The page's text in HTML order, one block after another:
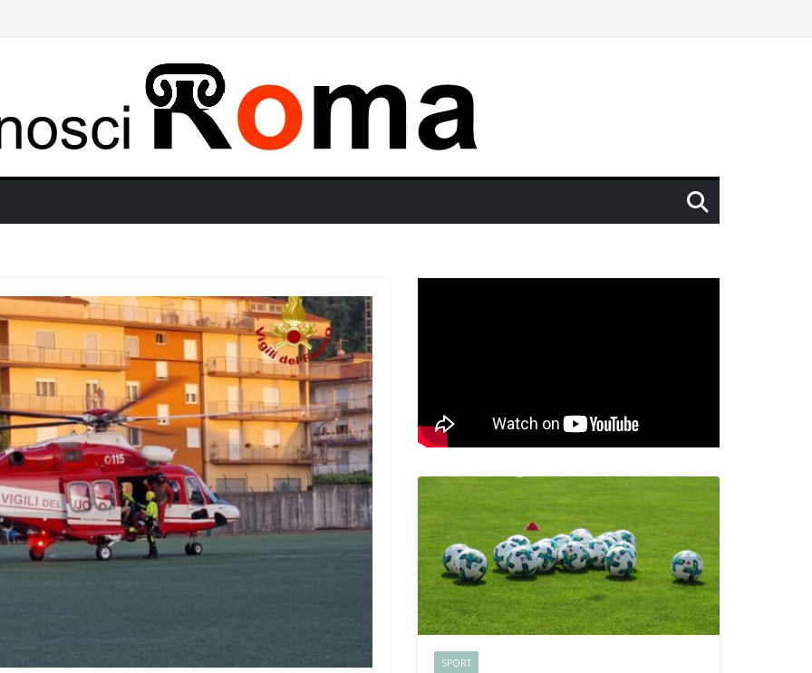
SPORT